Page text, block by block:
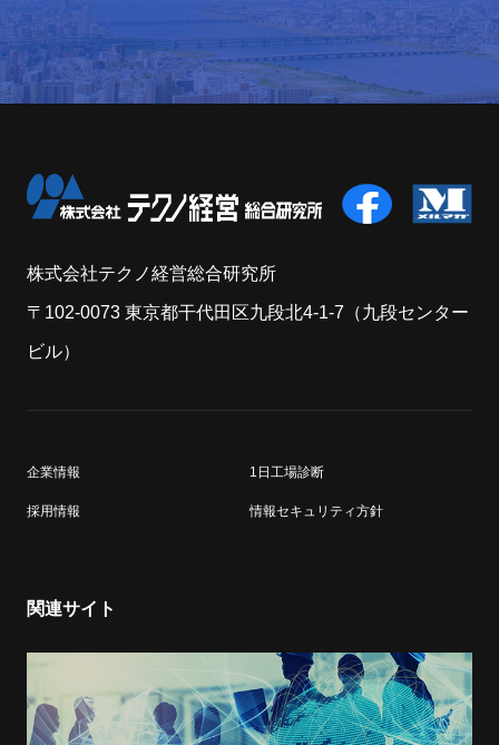
株式会社テクノ経営総合研究所
〒102-0073 東京都干代田区九段北4-1-7（九段センター
ビル）
企業情報 1日工場診断
採用情報 情報セキュリティ方針
関連サイト